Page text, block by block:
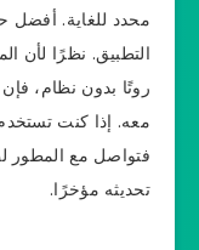
محدد للغاية. أفضل
التطبيق. نظرًا لأن
روتًا بدون نظام،
معه. إذا كنت
فتواصل مع المطور
تحديثه مؤخرًا.